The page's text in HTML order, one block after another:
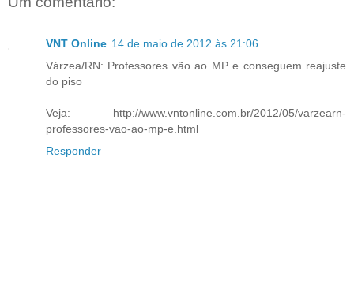
VNT Online 14 de maio de 2012 às 21:06
Várzea/RN: Professores vão ao MP e conseguem reajuste
do piso
Veja: http://www.vntonline.com.br/2012/05/varzearn-
professores-vao-ao-mp-e.html
Responder